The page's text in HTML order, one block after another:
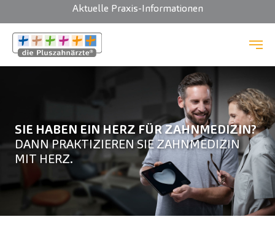
Zum Hauptinhalt springen
Aktuelle Praxis-Informationen
SIE HABEN EIN HERZ FÜR ZAHNMEDIZIN?
DANN PRAKTIZIEREN SIE ZAHNMEDIZIN
MIT HERZ.